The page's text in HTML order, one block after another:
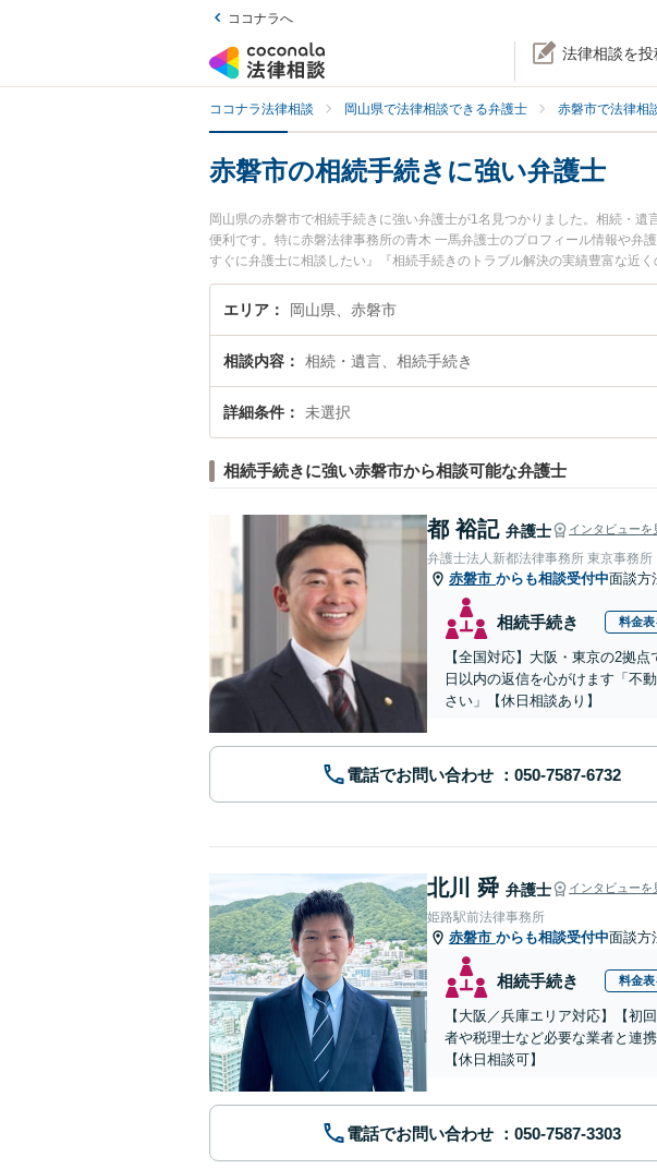
ココナラへ
法律相談を投
ココナラ法律相談 岡山県で法律相談できる弁護士 赤磐市で法律相
赤磐市の相続手続きに強い弁護士
岡山県の赤磐市で相続手続きに強い弁護士が1名見つかりました。相続・
便利です。特に赤磐法律事務所の青木 一馬弁護士のプロフィール情報や弁
すぐに弁護士に相談したい』『相続手続きのトラブル解決の実績豊富な近
たい』などでお困りの相談者さんにおすすめです。
エリア 岡山県、赤磐市
相談内容 相続・遺言、相続手続き
詳細条件 未選択
相続手続きに強い赤磐市から相談可能な弁護士
都 裕記 弁護士 インタビューを
弁護士法人新都法律事務所 東京事務所
赤磐市 からも相談受付中面談方
相続手続き 料金表
【全国対応】大阪・東京の2拠
日以内の返信を心がけます「不
さい」【休日相談あり】
電話でお問い合わせ
北川 舜 弁護士 インタビューを
姫路駅前法律事務所
赤磐市 からも相談受付中面談方
相続手続き 料金表
【大阪／兵庫エリア対応】【初
者や税理士など必要な業者と連
【休日相談可】
電話でお問い合わせ